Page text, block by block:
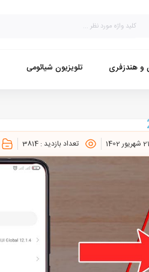
و هندزفری تلویزیون شیائومی
21 شهریور 1402 تعداد بازدید :3814